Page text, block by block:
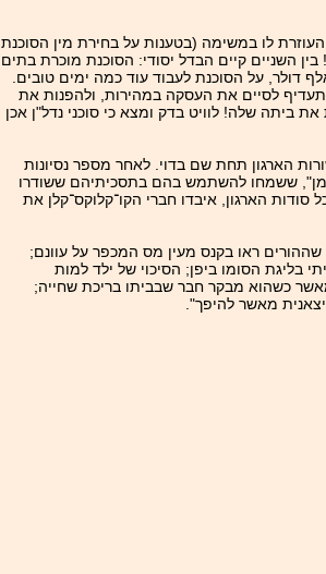
לו במשימה (בטענות על בחירת מין הסוכנת
השניים קיים הבדל יסודי: הסוכנת מוכרת בתים
סדרתי, בעוד שעבור בעל הבית מדובר באירוע נדיר. כדי להשיג, נאמר, עשרת־אלפים דולר נוספים תמורת בית שכבר נמצא לו קונה ב-‏300 אלף דולר, על הסוכנת לעבוד עוד כמה ימים טובים.
דולר מעבר ל-‏4,500 הדולר שכבר מובטחים לה, והיא לכן תעדיף לסיים את העסקה במהירות, ולהפנות את
הבית? כשהיא מוכרת את ביתה שלה! לוויט בדק ומצא כי סוכני נדל"ן אכן
הארגון תחת שם בדוי. לאחר מספר נסיונות
ששמחו להשתמש בהם בתסכיתיהם ששודרו
הארגון, איבדו חברי הקו־קלוקס־קלן את
ראו בקנס מעין מס המכפר על עוונם;
בליגת הסומו ביפן; הסיכוי של ילד למות
כשהוא מבקר חבר שבביתו בריכת שחייה;
מאשר להיפך".